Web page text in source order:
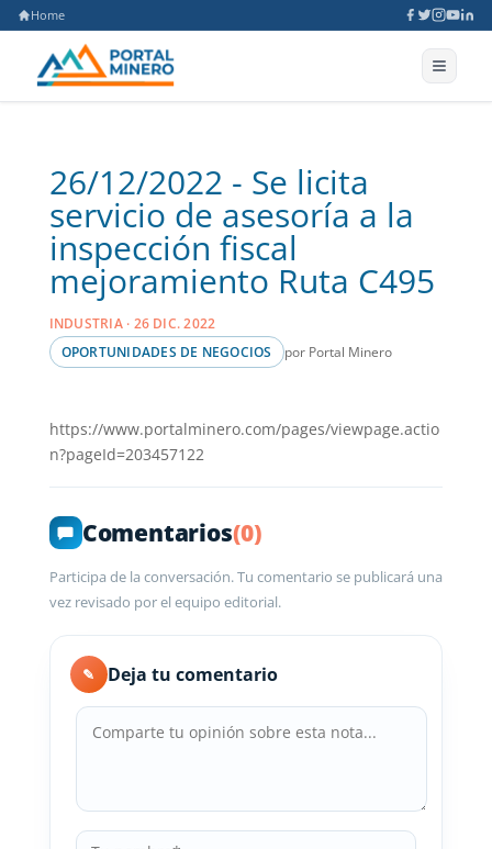
Home
26/12/2022 - Se licita
servicio de asesoría a la
inspección fiscal
mejoramiento Ruta C495
INDUSTRIA · 26 DIC. 2022
OPORTUNIDADES DE NEGOCIOS
por Portal Minero
https://www.portalminero.com/pages/viewpage.actio
n?pageId=203457122
Comentarios(0)
Participa de la conversación. Tu comentario se publicará una
vez revisado por el equipo editorial.
✎ Deja tu comentario